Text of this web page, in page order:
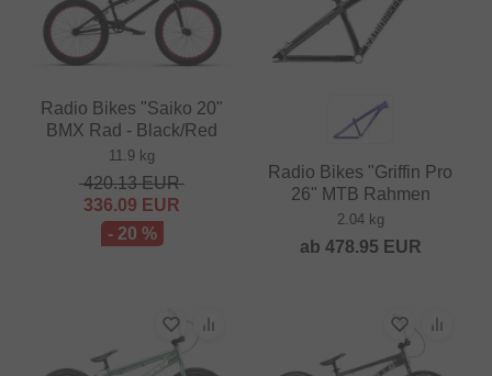
Radio Bikes "Saiko 20"
BMX Rad - Black/Red
11.9 kg
420.13EUR
336.09 EUR
- 20 %
Radio Bikes "Griffin Pro
26" MTB Rahmen
2.04 kg
ab 478.95 EUR